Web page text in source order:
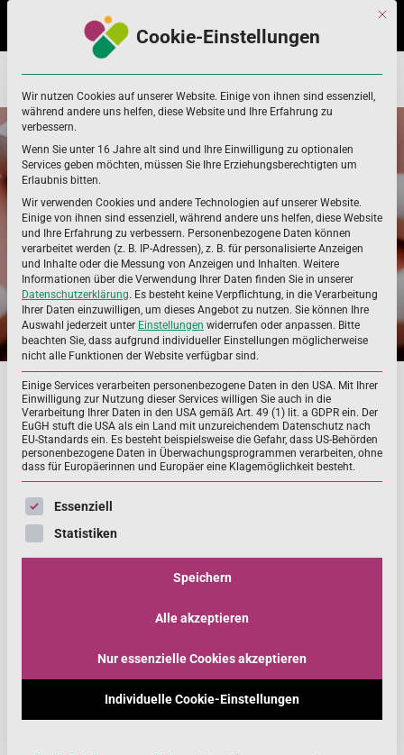
navigation
content
Home Allgemeines Kennzeichnung Vorschriften
KENNZEICHNUNG
VORSCHRIFTEN
Es ist wichtig, dass Verbraucher alle Informationen
erhalten, die für die Auswahl und Verwendung des
Nahrungsergänzungsmittels wichtig sind. Diese
Kennzeichnungsvorschriften dienen dem
Verbraucherschutz.
Für Nahrungsergänzungsmittel finden zum einen die
allgemeinen Kennzeichnungsvorschriften der
Lebensmittelinformations-Verordung (LMIV)
Anwendung. Die Vorschriften der LMIV gelten für alle
Lebensmittel und daher auch für
einheitlich. Die Verordnung enthält u.a. die Vorgaben zu
Mindesthaltbarkeitsdatum oder Name des Herstellers)
Mit
Cookie-Einstellungen
Wir nutzen Cookies auf unserer Website. Einige von ihnen sind essenziell,
während andere uns helfen, diese Website und Ihre Erfahrung zu
verbessern.
Wenn Sie unter 16 Jahre alt sind und Ihre Einwilligung zu optionalen
Services geben möchten, müssen Sie Ihre Erziehungsberechtigten um
Erlaubnis bitten.
Wir verwenden Cookies und andere Technologien auf unserer Website.
Einige von ihnen sind essenziell, während andere uns helfen, diese Website
und Ihre Erfahrung zu verbessern. Personenbezogene Daten können
verarbeitet werden (z. B. IP-Adressen), z. B. für personalisierte Anzeigen
und Inhalte oder die Messung von Anzeigen und Inhalten. Weitere
Informationen über die Verwendung Ihrer Daten finden Sie in unserer
Datenschutzerklärung. Es besteht keine Verpflichtung, in die Verarbeitung
Ihrer Daten einzuwilligen, um dieses Angebot zu nutzen. Sie können Ihre
Auswahl jederzeit unter Einstellungen widerrufen oder anpassen. Bitte
beachten Sie, dass aufgrund individueller Einstellungen möglicherweise
nicht alle Funktionen der Website verfügbar sind.
Einige Services verarbeiten personenbezogene Daten in den USA. Mit Ihrer
Einwilligung zur Nutzung dieser Services willigen Sie auch in die
Verarbeitung Ihrer Daten in den USA gemäß Art. 49 (1) lit. a GDPR ein. Der
EuGH stuft die USA als ein Land mit unzureichendem Datenschutz nach
EU-Standards ein. Es besteht beispielsweise die Gefahr, dass US-Behörden
personenbezogene Daten in Überwachungsprogrammen verarbeiten, ohne
dass für Europäerinnen und Europäer eine Klagemöglichkeit besteht.
Es folgt eine Liste der Service-Gruppen, für die eine
Essenziell
Statistiken
Speichern
Alle akzeptieren
Nur essenzielle Cookies akzeptieren
Individuelle Cookie-Einstellungen